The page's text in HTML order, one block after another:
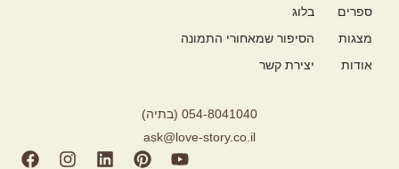
ספרים
מצגות
אודות
בלוג
הסיפור שמאחורי התמונה
יצירת קשר
054-8041040 (בתיה)
ask@love-story.co.il